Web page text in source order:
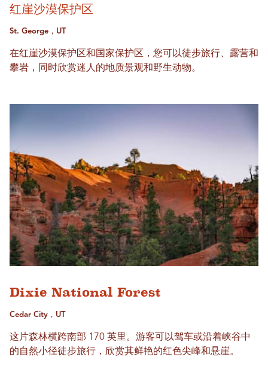
红崖沙漠保护区
St. George，UT
在红崖沙漠保护区和国家保护区，您可以徒步旅行、露营和
攀岩，同时欣赏迷人的地质景观和野生动物。
Dixie National Forest
Cedar City，UT
这片森林横跨南部 170 英里。游客可以驾车或沿着峡谷中
的自然小径徒步旅行，欣赏其鲜艳的红色尖峰和悬崖。